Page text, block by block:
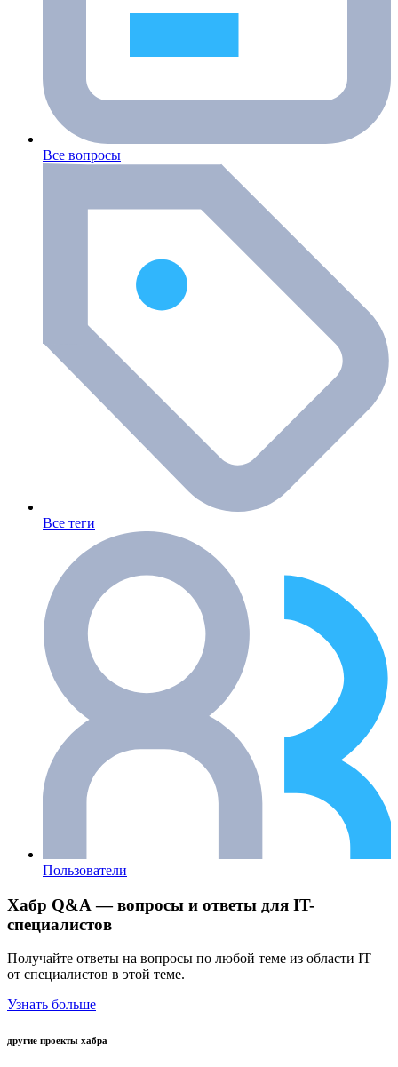
Все вопросы
Все теги
Пользователи
Хабр Q&A — вопросы и ответы для IT-
специалистов
Получайте ответы на вопросы по любой теме из области IT
от специалистов в этой теме.
Узнать больше
другие проекты хабра